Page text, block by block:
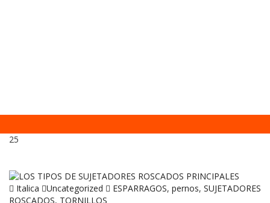
25
Italica Uncategorized ESPARRAGOS, pernos, SUJETADORES
ROSCADOS, TORNILLOS